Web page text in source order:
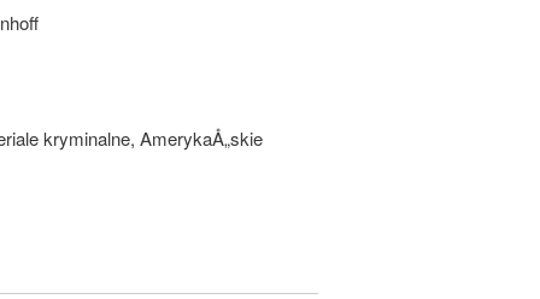
kryminalne, AmerykaÅ„skie